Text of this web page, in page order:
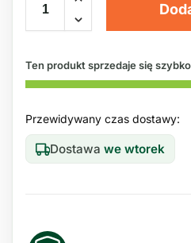
Ten produkt sprzedaje się
Przewidywany czas dostawy:
Dostawa we wtorek